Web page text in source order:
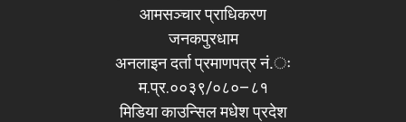
आमसञ्चार प्राधिकरण
जनकपुरधाम
अनलाइन दर्ता प्रमाणपत्र नं.ः
म.प्र.००३९/०८०–८१
मिडिया काउन्सिल मधेश प्रदेश